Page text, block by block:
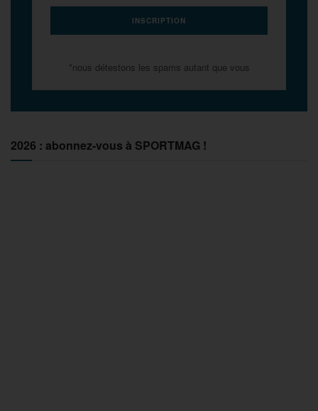
*nous détestons les spams autant que vous
2026 : abonnez-vous à SPORTMAG !